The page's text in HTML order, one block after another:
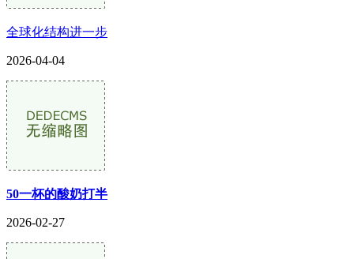
全球化结构进一步
2026-04-04
50一杯的酸奶打半
2026-02-27